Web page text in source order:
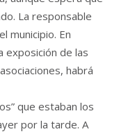
La responsable
municipio. En
exposición de las
habrá
que estaban los
por la tarde. A